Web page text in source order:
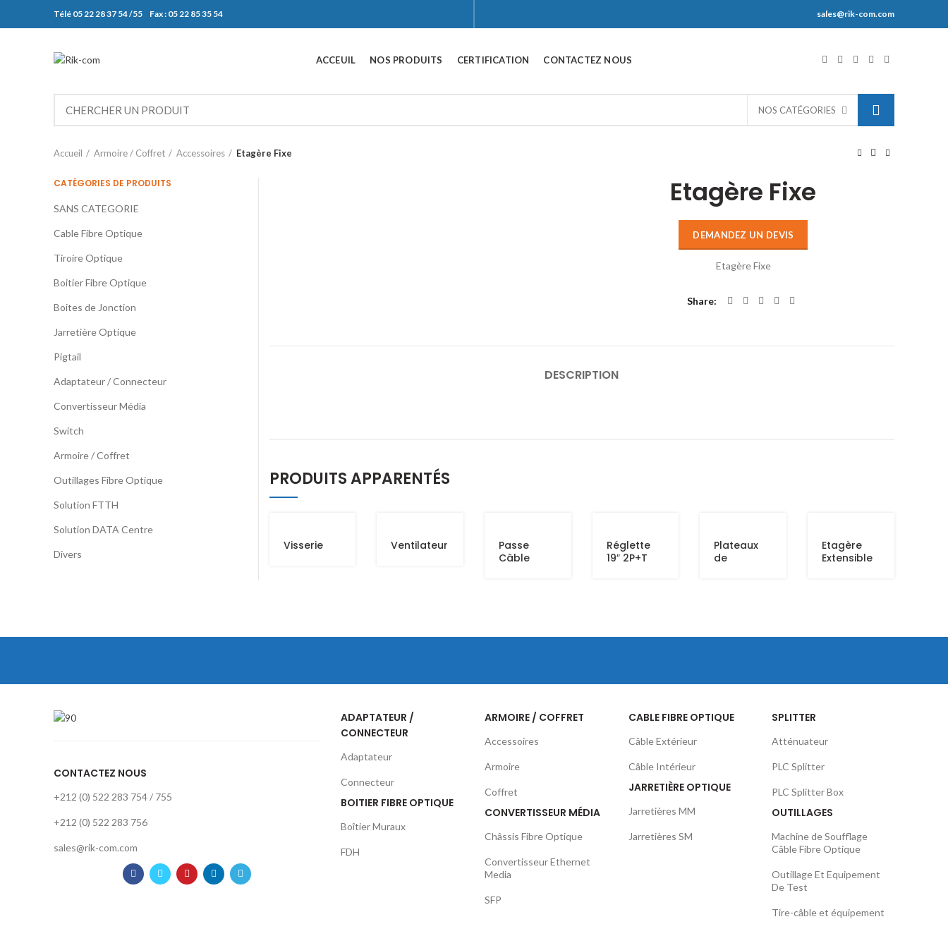
Télé 05 22 28 37 54 /55 Fax : 05 22 85 35 54 sales@rik-com.com
ACCEUIL NOS PRODUITS CERTIFICATION CONTACTEZ NOUS
NOS CATÉGORIES
Accueil Armoire / Coffret Accessoires
Etagère Fixe
Etagère Fixe
DEMANDEZ UN DEVIS
Etagère Fixe
Share
DESCRIPTION
PRODUITS APPARENTÉS
Visserie Ventilateur
Passe
Câble
Réglette
19″ 2P+T
Plateaux
de
Etagère
Extensible
CATÉGORIES DE PRODUITS
SANS CATEGORIE
Cable Fibre Optique
Tiroire Optique
Boitier Fibre Optique
Boites de Jonction
Jarretière Optique
Pigtail
Adaptateur / Connecteur
Convertisseur Média
Switch
Armoire / Coffret
Outillages Fibre Optique
Solution FTTH
Solution DATA Centre
Divers
CONTACTEZ NOUS
+212 (0) 522 283 754 / 755
+212 (0) 522 283 756
sales@rik-com.com
ADAPTATEUR /
CONNECTEUR
Adaptateur
Connecteur
BOITIER FIBRE OPTIQUE
Boîtier Muraux
FDH
ARMOIRE / COFFRET
Accessoires
Armoire
Coffret
CONVERTISSEUR MÉDIA
Châssis Fibre Optique
Convertisseur Ethernet
Media
SFP
CABLE FIBRE OPTIQUE
Câble Extérieur
Câble Intérieur
JARRETIÈRE OPTIQUE
Jarretières MM
Jarretières SM
SPLITTER
Atténuateur
PLC Splitter
PLC Splitter Box
OUTILLAGES
Machine de Soufflage
Câble Fibre Optique
Outillage Et Equipement
De Test
Tire-câble et équipement